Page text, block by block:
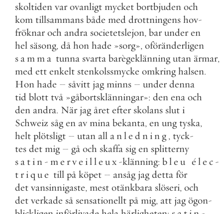
skoltiden var ovanligt mycket bortbjuden och
kom tillsammans både med drottningens hov-
fröknar och andra societetslejon, bar under en
hel säsong, då hon hade »sorg», oföränderligen
samma tunna svarta barègeklänning utan ärmar,
med ett enkelt stenkolssmycke omkring halsen.
Hon hade – såvitt jag minns – under denna
tid blott två »gåbortsklänningar»: den ena och
den andra. När jag året efter skolans slut i
Schweiz såg en av mina bekanta, en ung tyska,
helt plötsligt – utan all anledning , tyck-
tes det mig – gå och skaffa sig en splitterny
satin - merveilleux -klänning: bleu élec -
trique till på köpet – ansåg jag detta för
det vansinnigaste, mest otänkbara slöseri, och
det verkade så sensationellt på mig, att jag ögon-